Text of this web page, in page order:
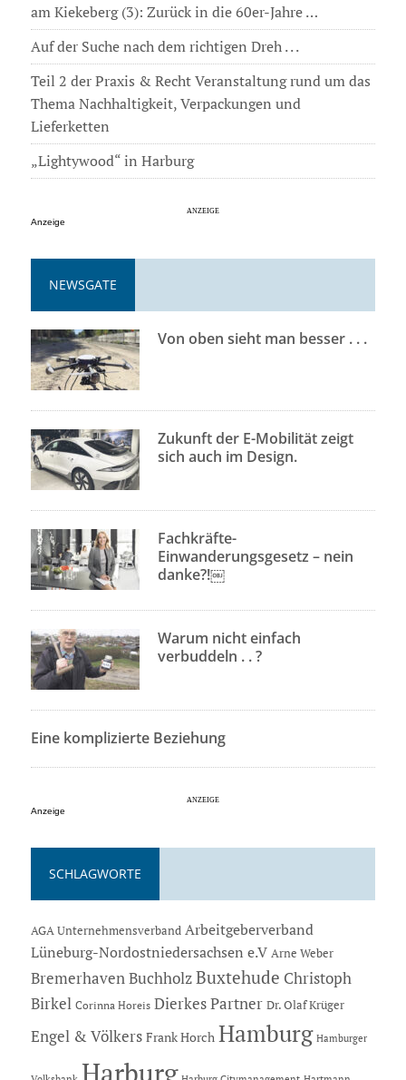
am Kiekeberg (3): Zurück in die 60er-Jahre …
Auf der Suche nach dem richtigen Dreh . . .
Teil 2 der Praxis & Recht Veranstaltung rund um das
Thema Nachhaltigkeit, Verpackungen und
Lieferketten
„Lightywood“ in Harburg
Anzeige
NEWSGATE
Von oben sieht man besser . . .
Zukunft der E-Mobilität zeigt
sich auch im Design.
Fachkräfte-
Einwanderungsgesetz – nein
danke?!￼
Warum nicht einfach
verbuddeln . . ?
Eine komplizierte Beziehung
Anzeige
SCHLAGWORTE
AGA Unternehmensverband Arbeitgeberverband
Lüneburg-Nordostniedersachsen e.V Arne Weber
Bremerhaven Buchholz Buxtehude Christoph
Birkel Corinna Horeis Dierkes Partner Dr. Olaf Krüger
Engel & Völkers Frank Horch Hamburg Hamburger
Harburg